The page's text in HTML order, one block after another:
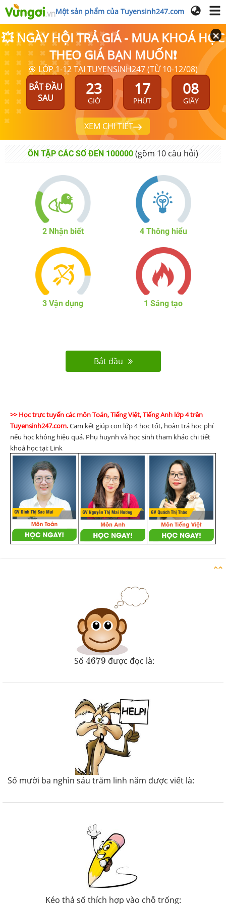
Một sản phẩm của Tuyensinh247.com
💥 NGÀY HỘI TRẢ GIÁ - MUA KHOÁ HỌC
THEO GIÁ BẠN MUỐN❗
🎯 LỚP 1-12 TẠI TUYENSINH247 (TỪ 10-12/08)
BẮT ĐẦU
SAU
23
GIỜ
17
PHÚT
07
GIÂY
XEM CHI TIẾT
ÔN TẬP CÁC SỐ ĐẾN 100000 (gồm 10 câu hỏi)
2 Nhận biết 4 Thông hiểu
3 Vận dụng 1 Sáng tạo
Bắt đầu
>> Học trực tuyến các môn Toán, Tiếng Việt, Tiếng Anh lớp 4 trên
Tuyensinh247.com.Cam kết giúp con lớp 4 học tốt, hoàn trả học phí
nếu học không hiệu quả. Phụ huynh và học sinh tham khảo chi tiết
khoá học tại: Link
Số 4679
4679được đọc là:
Số mười ba nghìn sáu trăm linh năm được viết là:
Kéo thả số thích hợp vào chỗ trống: